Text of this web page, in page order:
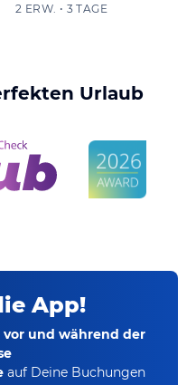
2 ERW. • 3 TAGE
Urlaub
App!
vor und während der
auf Deine Buchungen